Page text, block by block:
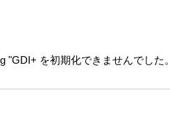
"GDI+ を初期化できませんでした。